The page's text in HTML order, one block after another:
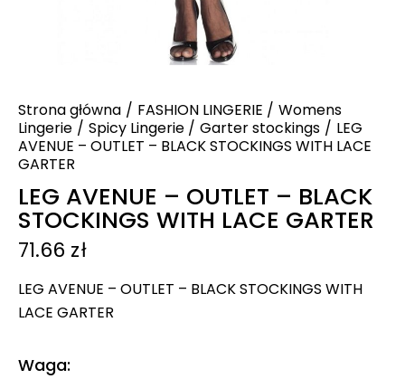
Strona główna FASHION LINGERIE
Womens
Lingerie
Spicy Lingerie Garter stockings
LEG
AVENUE – OUTLET – BLACK STOCKINGS WITH LACE
GARTER
LEG AVENUE – OUTLET – BLACK
STOCKINGS WITH LACE GARTER
71.66 zł
LEG AVENUE – OUTLET – BLACK STOCKINGS WITH
LACE GARTER
Waga